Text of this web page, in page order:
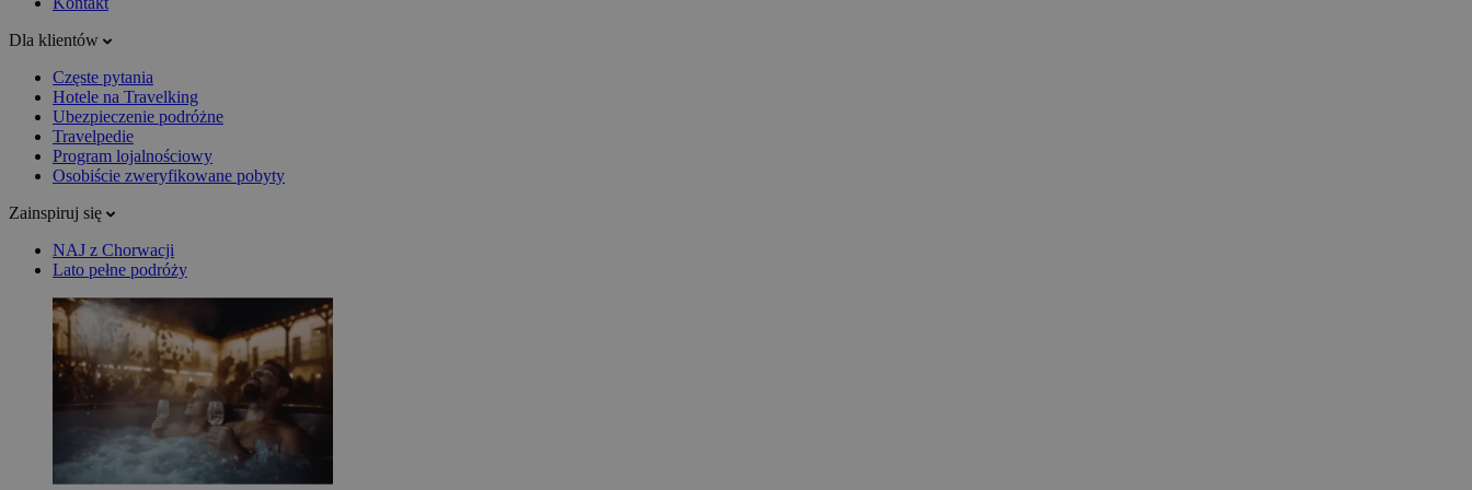
Dla klientów
Częste pytania
Hotele na Travelking
Ubezpieczenie podróżne
Travelpedie
Program lojalnościowy
Osobiście zweryfikowane pobyty
Zainspiruj się
NAJ z Chorwacji
Lato pełne podróży